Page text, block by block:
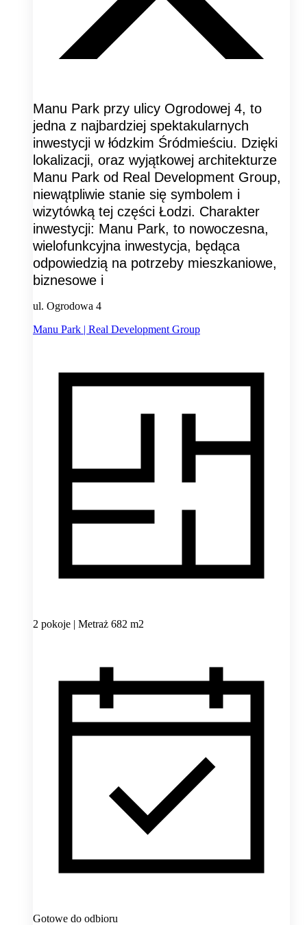
Manu Park przy ulicy Ogrodowej 4, to
jedna z najbardziej spektakularnych
inwestycji w łódzkim Śródmieściu. Dzięki
lokalizacji, oraz wyjątkowej architekturze
Manu Park od Real Development Group,
niewątpliwie stanie się symbolem i
wizytówką tej części Łodzi. Charakter
inwestycji: Manu Park, to nowoczesna,
wielofunkcyjna inwestycja, będąca
odpowiedzią na potrzeby mieszkaniowe,
biznesowe i
ul. Ogrodowa 4
Manu Park | Real Development Group
2 pokoje | Metraż 682 m2
Gotowe do odbioru